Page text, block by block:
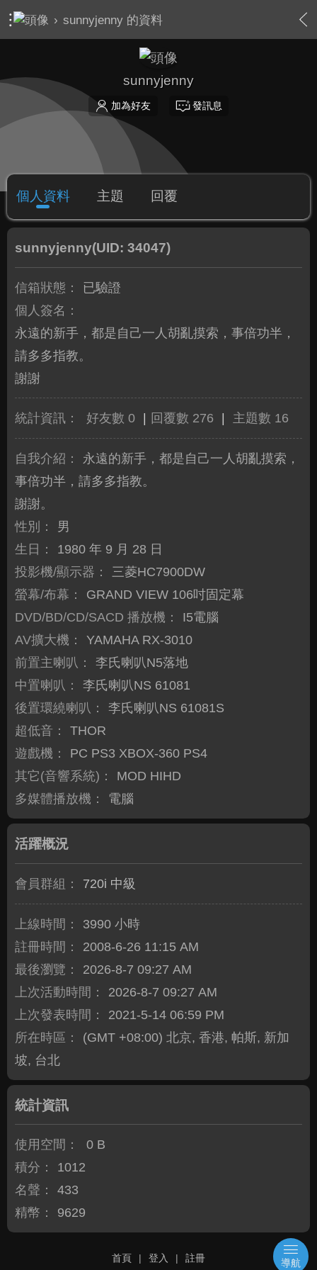
› sunnyjenny 的資料
sunnyjenny
加為好友 發訊息
個人資料 主題 回覆
sunnyjenny(UID: 34047)
信箱狀態：
已驗證
個人簽名：
永遠的新手，都是自己一人胡亂摸索，事倍功半，
請多多指教。
謝謝
統計資訊： 好友數 0 回覆數 276 主題數 16
自我介紹：
永遠的新手，都是自己一人胡亂摸索，
事倍功半，請多多指教。
謝謝。
性別：
男
生日：
1980 年 9 月 28 日
投影機/顯示器：
三菱HC7900DW
螢幕/布幕：
GRAND VIEW 106吋固定幕
DVD/BD/CD/SACD 播放機：
I5電腦
AV擴大機：
YAMAHA RX-3010
前置主喇叭：
李氏喇叭N5落地
中置喇叭：
李氏喇叭NS 61081
後置環繞喇叭：
李氏喇叭NS 61081S
超低音：
THOR
遊戲機：
PC PS3 XBOX-360 PS4
其它(音響系統)：
MOD HIHD
多媒體播放機：
電腦
活躍概況
會員群組： 720i 中級
上線時間：
3990 小時
註冊時間：
2008-6-26 11:15 AM
最後瀏覽：
2026-8-7 09:27 AM
上次活動時間：
2026-8-7 09:27 AM
上次發表時間：
2021-5-14 06:59 PM
所在時區：
(GMT +08:00) 北京, 香港, 帕斯, 新加
坡, 台北
統計資訊
使用空間：
0 B
積分：
1012
名聲：
433
精幣：
9629
首頁 | 登入 | 註冊 導航